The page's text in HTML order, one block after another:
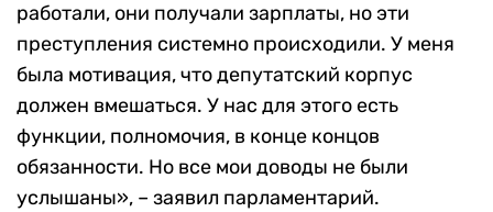
работали, они получали зарплаты, но эти
преступления системно происходили. У меня
была мотивация, что депутатский корпус
должен вмешаться. У нас для этого есть
функции, полномочия, в конце концов
обязанности. Но все мои доводы не были
услышаны», – заявил парламентарий.